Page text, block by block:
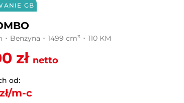
JAC Motors
Chery
JAECOO
OMODA
GB
･ Benzyna ･ 1499 cm³ ･ 110 KM
zł netto
od:
zł/m-c